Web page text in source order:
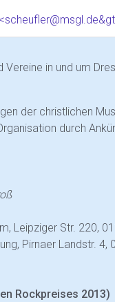
<scheufler@msgl.de&gt
in und um
der christlichen
durch
Leipziger Str. 220,
Pirnaer Landstr. 4,
Rockpreises 2013)